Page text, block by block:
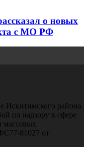
о новых
с МО РФ
Искитимского района.
по надзору в сфере
массовых
81027 от